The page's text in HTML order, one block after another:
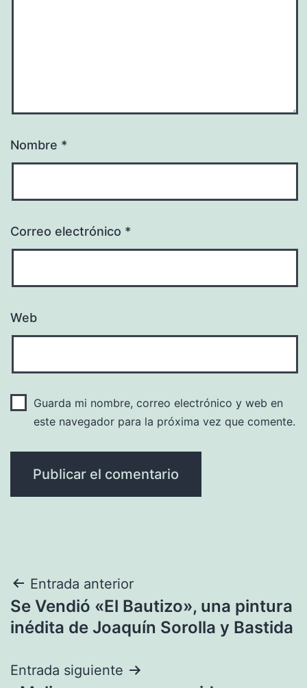
Nombre *
Correo electrónico *
Web
Guarda mi nombre, correo electrónico y web en
este navegador para la próxima vez que comente.
Navegación
de
Entrada anterior
Se Vendió «El Bautizo», una pintura
inédita de Joaquín Sorolla y Bastida
Entrada siguiente